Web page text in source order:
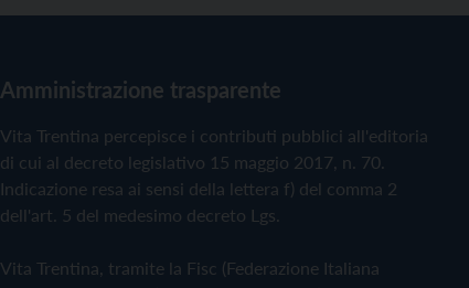
Amministrazione trasparente
Vita Trentina percepisce i contributi pubblici all'editoria
di cui al decreto legislativo 15 maggio 2017, n. 70.
Indicazione resa ai sensi della lettera f) del comma 2
dell'art. 5 del medesimo decreto Lgs.
Vita Trentina, tramite la Fisc (Federazione Italiana